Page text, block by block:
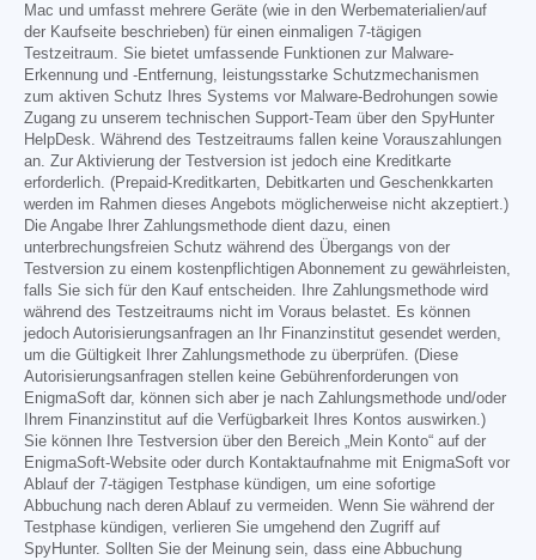
Mac und umfasst mehrere Geräte (wie in den Werbematerialien/auf
der Kaufseite beschrieben) für einen einmaligen 7-tägigen
Testzeitraum. Sie bietet umfassende Funktionen zur Malware-
Erkennung und -Entfernung, leistungsstarke Schutzmechanismen
zum aktiven Schutz Ihres Systems vor Malware-Bedrohungen sowie
Zugang zu unserem technischen Support-Team über den SpyHunter
HelpDesk. Während des Testzeitraums fallen keine Vorauszahlungen
an. Zur Aktivierung der Testversion ist jedoch eine Kreditkarte
erforderlich. (Prepaid-Kreditkarten, Debitkarten und Geschenkkarten
werden im Rahmen dieses Angebots möglicherweise nicht akzeptiert.)
Die Angabe Ihrer Zahlungsmethode dient dazu, einen
unterbrechungsfreien Schutz während des Übergangs von der
Testversion zu einem kostenpflichtigen Abonnement zu gewährleisten,
falls Sie sich für den Kauf entscheiden. Ihre Zahlungsmethode wird
während des Testzeitraums nicht im Voraus belastet. Es können
jedoch Autorisierungsanfragen an Ihr Finanzinstitut gesendet werden,
um die Gültigkeit Ihrer Zahlungsmethode zu überprüfen. (Diese
Autorisierungsanfragen stellen keine Gebührenforderungen von
EnigmaSoft dar, können sich aber je nach Zahlungsmethode und/oder
Ihrem Finanzinstitut auf die Verfügbarkeit Ihres Kontos auswirken.)
Sie können Ihre Testversion über den Bereich „Mein Konto“ auf der
EnigmaSoft-Website oder durch Kontaktaufnahme mit EnigmaSoft vor
Ablauf der 7-tägigen Testphase kündigen, um eine sofortige
Abbuchung nach deren Ablauf zu vermeiden. Wenn Sie während der
Testphase kündigen, verlieren Sie umgehend den Zugriff auf
SpyHunter. Sollten Sie der Meinung sein, dass eine Abbuchung